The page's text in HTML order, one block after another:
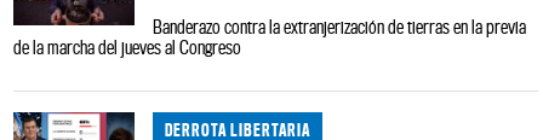
Banderazo contra la extranjerización de tierras en la previa
de la marcha del jueves al Congreso
DERROTA LIBERTARIA